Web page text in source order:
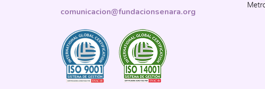
comunicacion@fundacionsenara.org